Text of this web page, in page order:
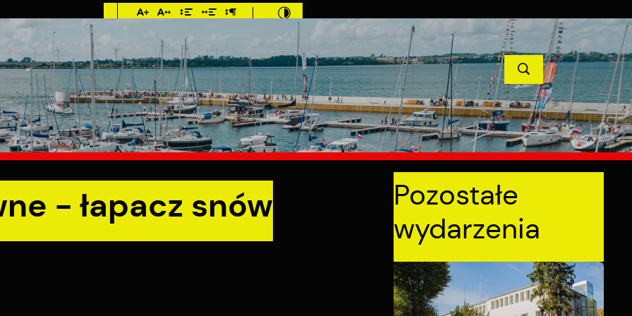
Imieniny: Klara, Roman,
Romuald
MIESZKANIEC TURYSTYKA INWESTYCJE PROJEKTY UNIJNE KONTAKT
POPRZEDNI NASTĘPNY
- łapacz snów
Pozostałe
wydarzenia